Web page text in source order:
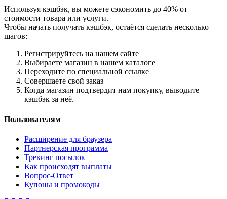
Используя кэшбэк, вы можете сэкономить до 40% от
стоимости товара или услуги.
Чтобы начать получать кэшбэк, остаётся сделать несколько
шагов:
Регистрируйтесь на нашем сайте
Выбираете магазин в нашем каталоге
Переходите по специальной ссылке
Совершаете свой заказ
Когда магазин подтвердит нам покупку, выводите
кэшбэк за неё.
Пользователям
Расширение для браузера
Партнерская программа
Трекинг посылок
Как происходят выплаты
Вопрос-Ответ
Купоны и промокоды